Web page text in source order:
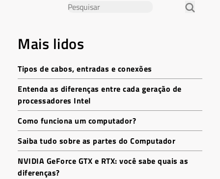
Mais lidos
Tipos de cabos, entradas e conexões
Entenda as diferenças entre cada geração de
processadores Intel
Como funciona um computador?
Saiba tudo sobre as partes do Computador
NVIDIA GeForce GTX e RTX: você sabe quais as
diferenças?